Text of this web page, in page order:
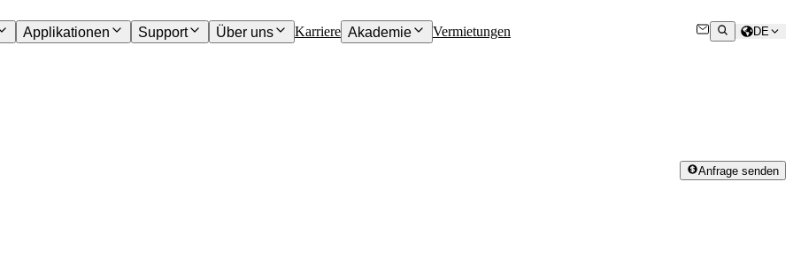
Applikationen Support Über uns Karriere Akademie Vermietungen DE
Anfrage senden